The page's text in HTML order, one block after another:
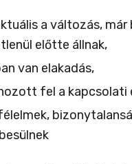
a változás,
előtte állnak,
van elakadás,
fel a kapcsolati